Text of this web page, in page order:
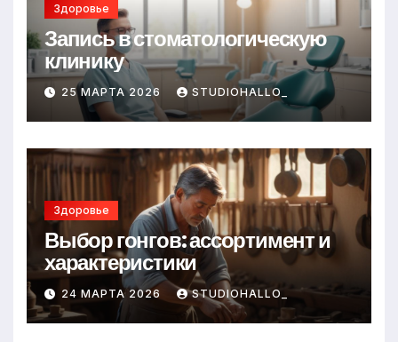
Здоровье
Запись в стоматологическую
клинику
25 МАРТА 2026 STUDIOHALLO_
Здоровье
Выбор гонгов: ассортимент и
характеристики
24 МАРТА 2026 STUDIOHALLO_